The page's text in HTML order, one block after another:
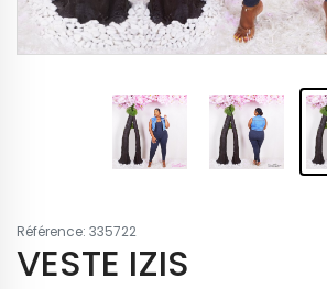
Référence: 335722
VESTE IZIS